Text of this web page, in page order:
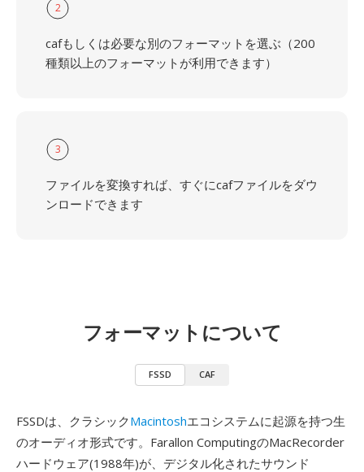
2
cafもしくは必要な別のフォーマットを選ぶ（200
種類以上のフォーマットが利用できます）
3
ファイルを変換すれば、すぐにcafファイルをダウ
ンロードできます
フォーマットについて
FSSD CAF
FSSDは、クラシックMacintoshエコシステムに起源を持つ生
のオーディオ形式です。Farallon ComputingのMacRecorder
ハードウェア(1988年)が、デジタル化されたサウンド